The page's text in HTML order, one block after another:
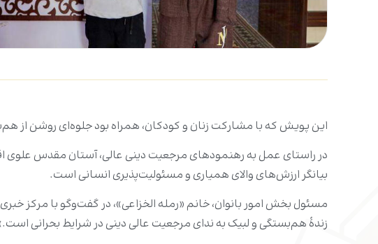
این پویش که با مشارکت زنان و کودکان، همراه بود جلوه‌ای روشن از
در راستای عمل به رهنمودهای مرجعیت دینی عالی، آستان مقدس علوی
بیانگر ارزش‌های والای همیاری و مسئولیت‌پذیری انسانی است.
مسئول بخش امور بانوان، خانم «رمله الخزاعی»، در گفت‌وگو با مرکز
زندۀ هم‌بستگی و لبیک به ندای مرجعیت عالی دینی در شرایط بحرانی